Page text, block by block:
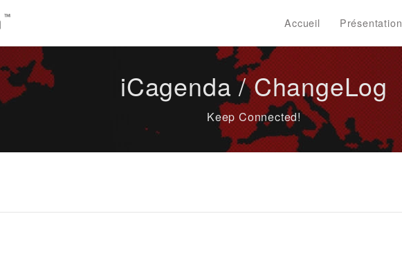
Accueil Présentation
iCagenda / ChangeLog
Keep Connected!